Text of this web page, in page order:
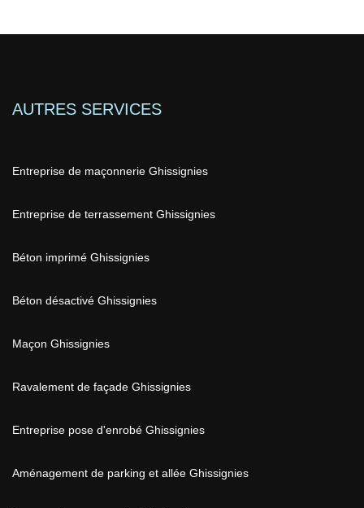
AUTRES SERVICES
Entreprise de maçonnerie Ghissignies
Entreprise de terrassement Ghissignies
Béton imprimé Ghissignies
Béton désactivé Ghissignies
Maçon Ghissignies
Ravalement de façade Ghissignies
Entreprise pose d'enrobé Ghissignies
Aménagement de parking et allée Ghissignies